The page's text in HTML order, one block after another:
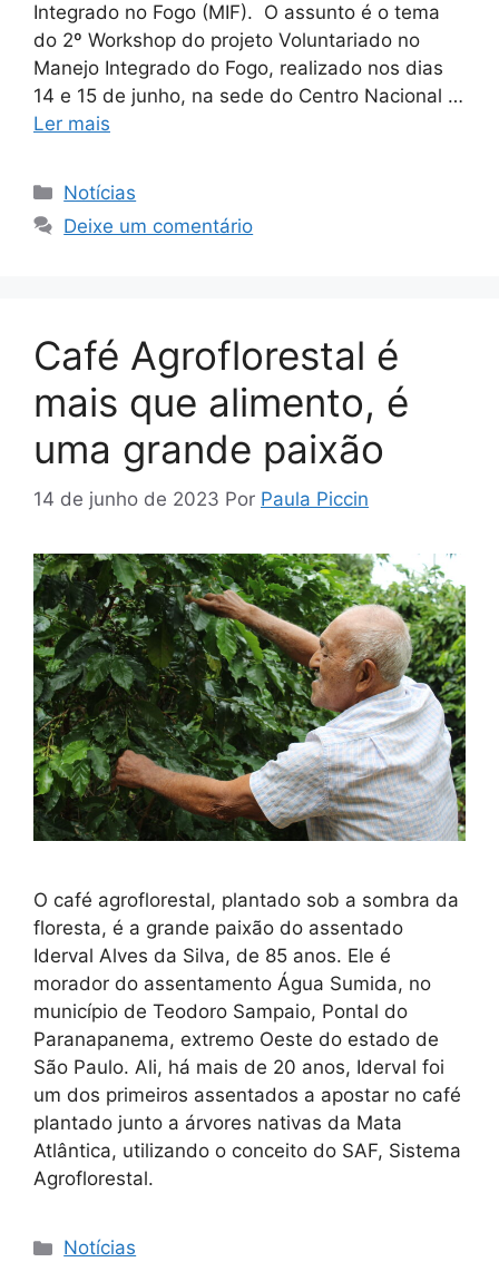
Integrado no Fogo (MIF). O assunto é o tema
do 2º Workshop do projeto Voluntariado no
Manejo Integrado do Fogo, realizado nos dias
14 e 15 de junho, na sede do Centro Nacional …
Ler mais
Notícias
Deixe um comentário
Café Agroflorestal é
mais que alimento, é
uma grande paixão
14 de junho de 2023 Por Paula Piccin
O café agroflorestal, plantado sob a sombra da
floresta, é a grande paixão do assentado
Iderval Alves da Silva, de 85 anos. Ele é
morador do assentamento Água Sumida, no
município de Teodoro Sampaio, Pontal do
Paranapanema, extremo Oeste do estado de
São Paulo. Ali, há mais de 20 anos, Iderval foi
um dos primeiros assentados a apostar no café
plantado junto a árvores nativas da Mata
Atlântica, utilizando o conceito do SAF, Sistema
Agroflorestal.
Notícias